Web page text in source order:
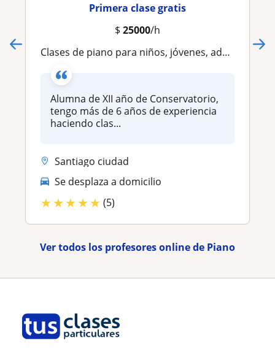
Primera clase gratis
$ 25000/h
Clases de piano para niños, jóvenes, adultos, adultos mayores, etc. Orientado al piano clásico en conjunto con armonía, solfeo y teoría
Alumna de XII año de Conservatorio,
tengo más de 6 años de experiencia
haciendo clas...
Santiago ciudad
Se desplaza a domicilio
★★★★★ (5)
Ver todos los profesores online de Piano